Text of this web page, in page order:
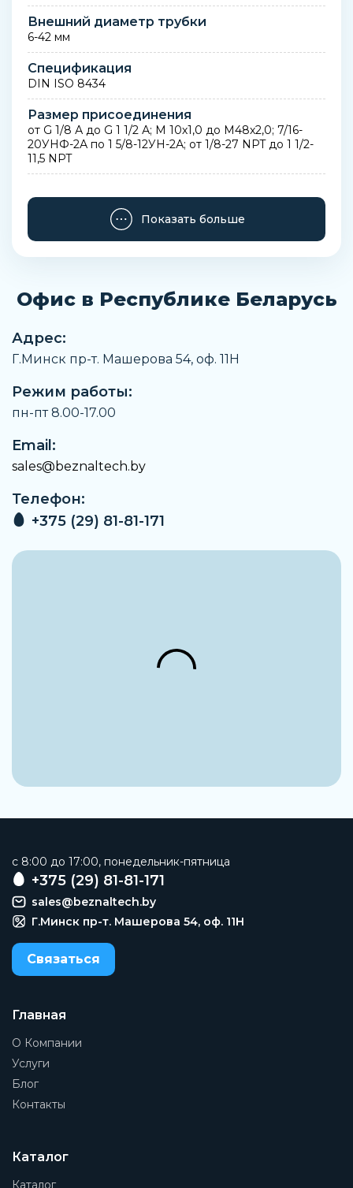
Внешний диаметр трубки
6-42 мм
Спецификация
DIN ISO 8434
Размер присоединения
от G 1/8 А до G 1 1/2 А; М 10х1,0 до М48х2,0; 7/16-
20УНФ-2А по 1 5/8-12УН-2А; от 1/8-27 NPT до 1 1/2-
11,5 NPT
-40 (сталь); -60 (нержавеющая сталь) °C, -40 сталь,
-76 нержавеющая сталь °F
Тип присоединения 2
24° ДКО поворотный
Материал
Сталь, нержавеющая сталь
Максимальная рабочая температура
+250 сталь, +400 нержавеющая сталь °C, +482
сталь, +752 нержавеющая сталь °F
Артикул
EGE25SR3/4ED71
Производитель
Parker
Показать больше
Офис в Республике Беларусь
Адрес:
Г.Минск пр-т. Машерова 54, оф. 11H
Режим работы:
пн-пт 8.00-17.00
Email:
sales@beznaltech.by
Телефон:
+375 (29) 81-81-171
c 8:00 до 17:00, понедельник-пятница
+375 (29) 81-81-171
sales@beznaltech.by
Г.Минск пр-т. Машерова 54, оф. 11H
Связаться
Главная
О Компании
Услуги
Блог
Контакты
Каталог
Каталог